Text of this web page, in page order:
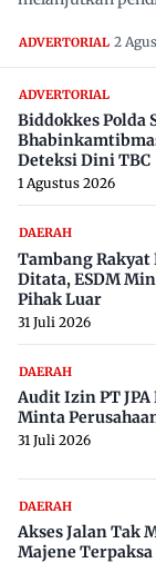
ADVERTORIAL 2
ADVERTORIAL
Biddokkes Polda
Deteksi Dini TBC
1 Agustus 2026
DAERAH
Tambang
Ditata, ESDM
Pihak Luar
31 Juli 2026
DAERAH
Audit Izin PT
Minta
31 Juli 2026
DAERAH
Akses Jalan Tak
Majene Terpaksa